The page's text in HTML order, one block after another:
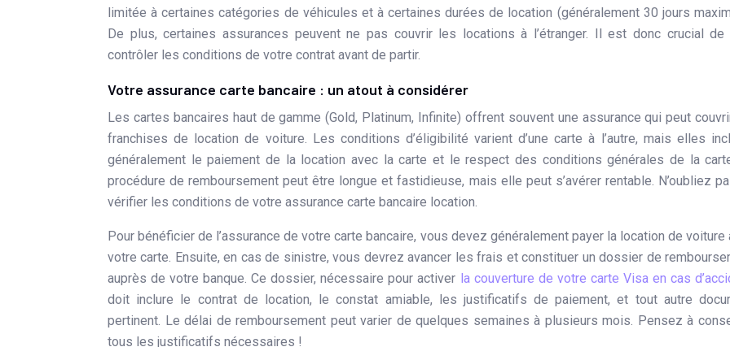
limitée à certaines catégories de véhicules et à certaines durées de location (généralement 30 jours
De plus, certaines assurances peuvent ne pas couvrir les locations à l’étranger. Il est donc crucial de
contrôler les conditions de votre contrat avant de partir.
Votre assurance carte bancaire : un atout à considérer
Les cartes bancaires haut de gamme (Gold, Platinum, Infinite) offrent souvent une assurance qui peut
franchises de location de voiture. Les conditions d’éligibilité varient d’une carte à l’autre, mais elles
généralement le paiement de la location avec la carte et le respect des conditions générales de la
procédure de remboursement peut être longue et fastidieuse, mais elle peut s’avérer rentable. N’oubliez
vérifier les conditions de votre assurance carte bancaire location.
Pour bénéficier de l’assurance de votre carte bancaire, vous devez généralement payer la location de voiture
votre carte. Ensuite, en cas de sinistre, vous devrez avancer les frais et constituer un dossier de
auprès de votre banque. Ce dossier, nécessaire pour activer la couverture de votre carte Visa en cas
doit inclure le contrat de location, le constat amiable, les justificatifs de paiement, et tout autre
pertinent. Le délai de remboursement peut varier de quelques semaines à plusieurs mois. Pensez à
tous les justificatifs nécessaires !